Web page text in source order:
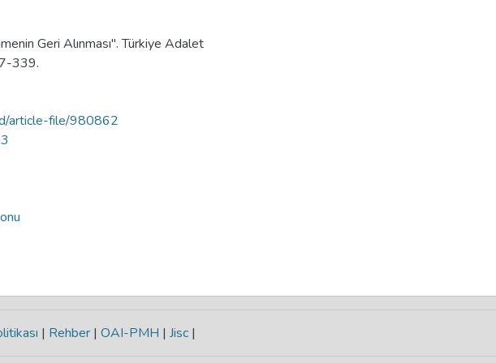
Geri Alınması". Türkiye Adalet
339.
article-file/980862
| Rehber | OAI-PMH | Jisc |